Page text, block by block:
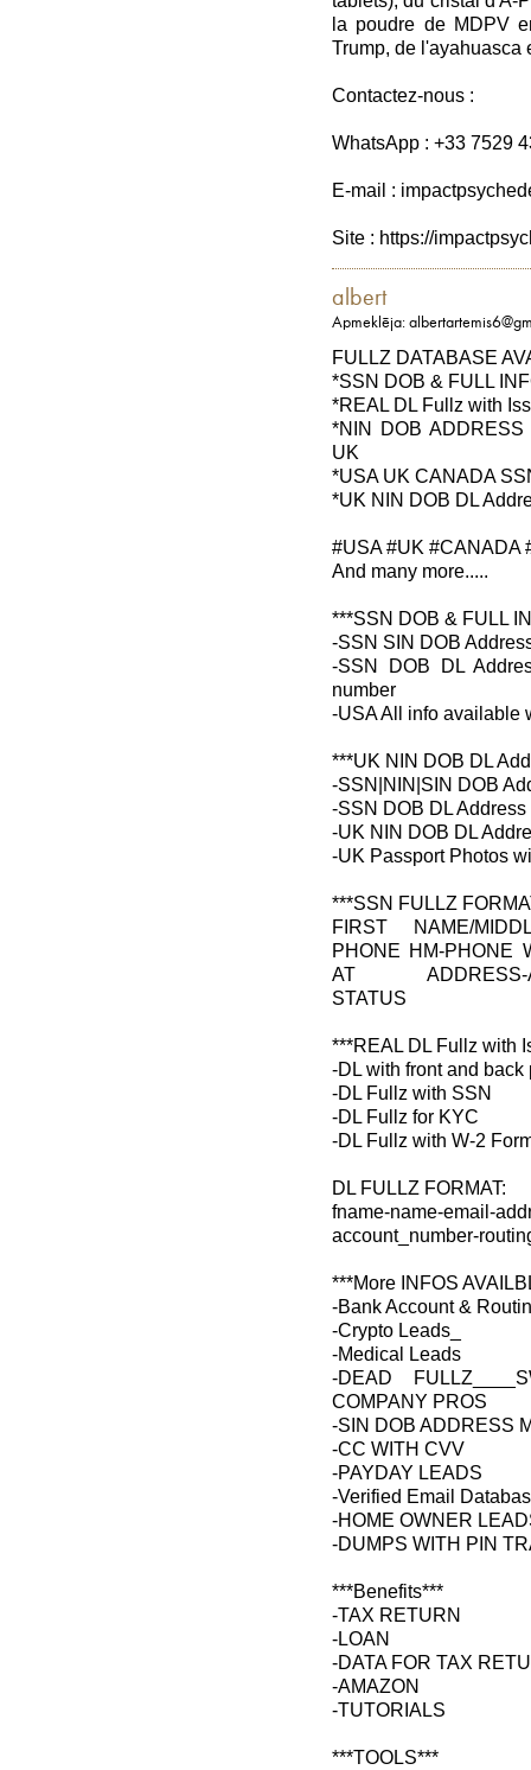
la poudre de MDPV
Trump, de l'ayahuasca
Contactez-nous :
WhatsApp : +33 7529
E-mail :
Site : https://
albert
Apmeklēja:
FULLZ DATABASE
*SSN DOB & FULL
*REAL DL Fullz with
*NIN DOB
UK
*USA UK CANADA
*UK NIN DOB DL
#USA #UK #CANADA
And many more.....
***SSN DOB & FULL
-SSN SIN DOB
-SSN DOB DL
number
-USA All info available
***UK NIN DOB DL
-SSN|NIN|SIN DOB
-SSN DOB DL
-UK NIN DOB DL
-UK Passport Photos
***SSN FULLZ
FIRST NAME/
PHONE HM-PHONE
AT ADDRESS-
STATUS
***REAL DL Fullz with
-DL with front and back
-DL Fullz with SSN
-DL Fullz for KYC
-DL Fullz with W-2
DL FULLZ FORMAT:
fname-name-email-
account_number-
***More INFOS
-Bank Account &
-Crypto Leads_
-Medical Leads
-DEAD
COMPANY PROS
-SIN DOB ADDRESS
-CC WITH CVV
-PAYDAY LEADS
-Verified Email
-HOME OWNER
-DUMPS WITH PIN
***Benefits***
-TAX RETURN
-LOAN
-DATA FOR TAX
-AMAZON
-TUTORIALS
***TOOLS***